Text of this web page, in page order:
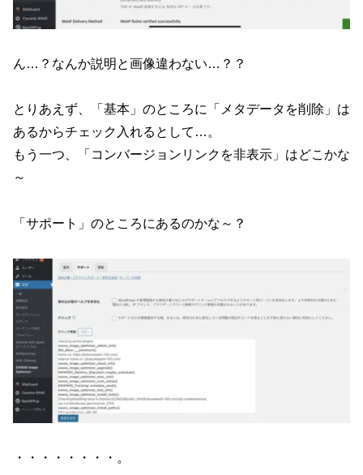
ん…？なんか説明と画像違わない…？？
とりあえず、「基本」のところに「メタデータを削除」は
あるからチェック入れるとして…。
もう一つ、「コンバージョンリンクを非表示」はどこかな
～
「サポート」のところにあるのかな～？
・・・・・・・・。